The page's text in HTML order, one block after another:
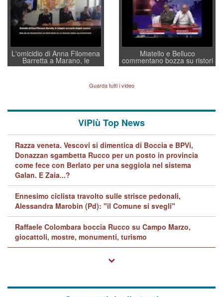
L'omicidio di Anna Filomena
Barretta a Marano, le
indagini dei carabinieri di
quelle di... Barbara D'Urso
Miatello e Belluco
commentano bozza su ristori
BPVi e Veneto Banca
Guarda tutti i video
ViPiù Top News
Razza veneta. Vescovi si dimentica di Boccia e BPVi,
Donazzan sgambetta Rucco per un posto in provincia
come fece con Berlato per una seggiola nel sistema
Galan. E Zaia...?
Ennesimo ciclista travolto sulle strisce pedonali,
Alessandra Marobin (Pd): "il Comune si svegli"
Raffaele Colombara boccia Rucco su Campo Marzo,
giocattoli, mostre, monumenti, turismo